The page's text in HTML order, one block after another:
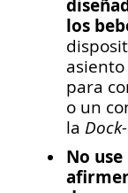
los
para
o un
la
No